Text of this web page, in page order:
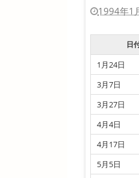
1994年1
日
1月24日
3月7日
3月27日
4月4日
4月17日
5月5日